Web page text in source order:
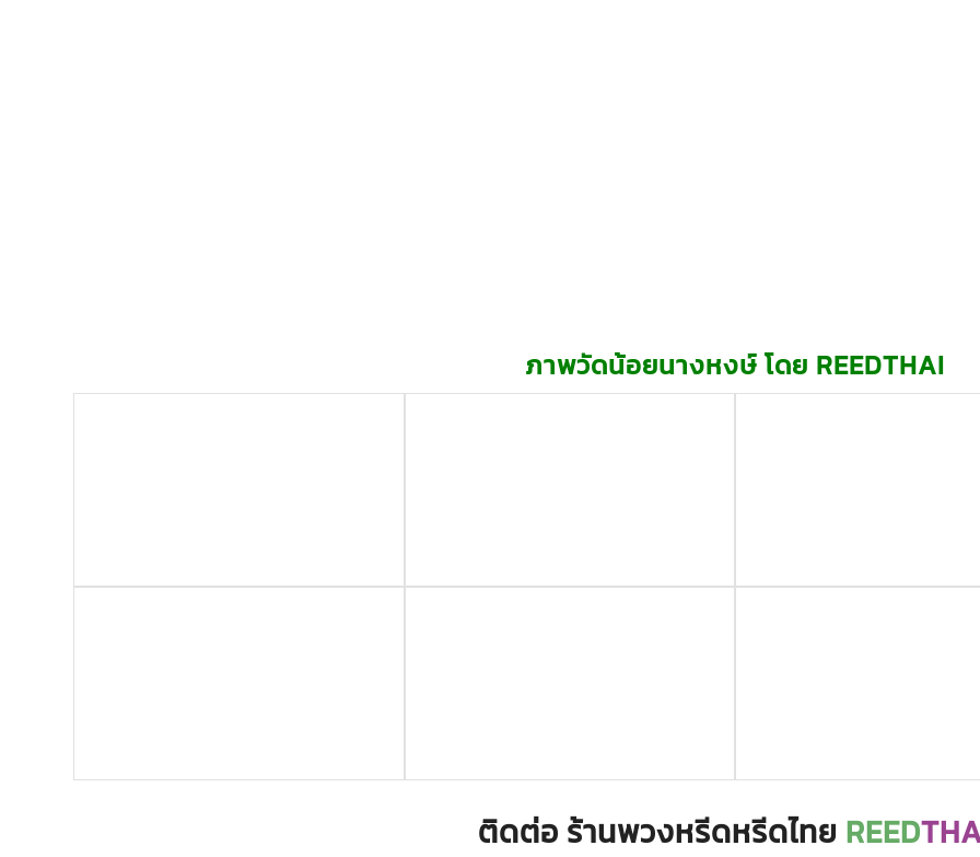
ภาพวัดน้อยนางหงษ์ โดย REEDTHAI
ติดต่อ ร้านพวงหรีดหรีดไทย REED